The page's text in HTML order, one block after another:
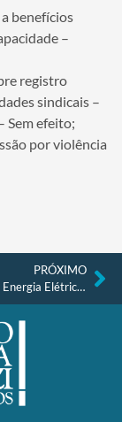
benefícios
–
registro
sindicais –
Sem efeito;
por violência
PRÓXIMO
TMR Setorial – Energia Elétrica nº 17, de 05.07.2022